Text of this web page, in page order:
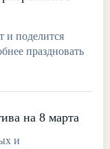
и поделится
праздновать
на 8 марта
и